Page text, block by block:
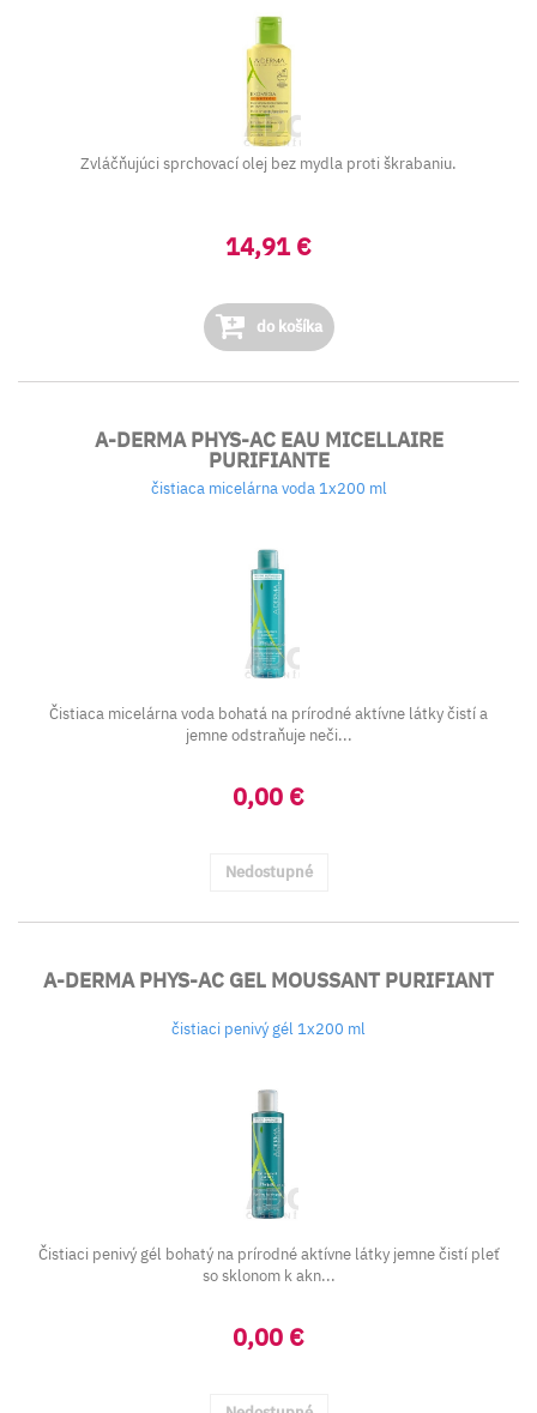
Zvláčňujúci sprchovací olej bez mydla proti škrabaniu.
14,91 €
do košíka
A-DERMA PHYS-AC EAU MICELLAIRE
PURIFIANTE
čistiaca micelárna voda 1x200 ml
Čistiaca micelárna voda bohatá na prírodné aktívne látky čistí a
jemne odstraňuje neči...
0,00 €
Nedostupné
A-DERMA PHYS-AC GEL MOUSSANT PURIFIANT
čistiaci penivý gél 1x200 ml
Čistiaci penivý gél bohatý na prírodné aktívne látky jemne čistí pleť
so sklonom k akn...
0,00 €